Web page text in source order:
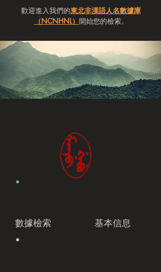
歡迎進入我們的東北非漢語人名數據庫
（NCNHNL） 開始您的檢索。
數據檢索 基本信息